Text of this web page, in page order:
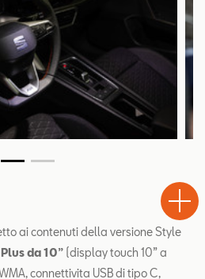
ai contenuti della versione Style
da 10” (display touch 10” a
connettivita USB di tipo C,
Drive
Chiama